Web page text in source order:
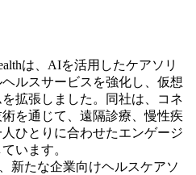
は、AIを活用したケアソリ
ルスサービスを強化し、仮想
拡張しました。同社は、コネ
を通じて、遠隔診療、慢性疾
ひとりに合わせたエンゲージ
います。
新たな企業向けヘルスケアソ